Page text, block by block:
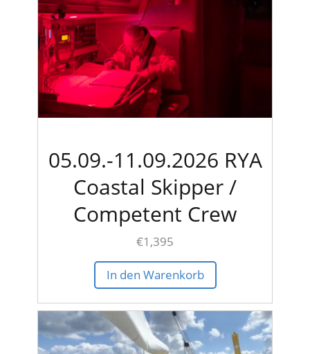
05.09.-11.09.2026 RYA
Coastal Skipper /
Competent Crew
€1,395
In den Warenkorb